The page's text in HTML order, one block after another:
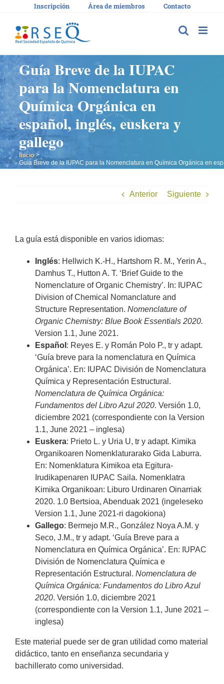
contenido
Inscripción Área de miembros Contacto
Guía Breve de la IUPAC
para la Nomenclatura en
Química Orgánica en
español, inglés, euskera y
gallego
Inicio
Guía Breve de la IUPAC para la Nomenclatura en Química Orgánica en
Anterior Siguiente
La guía está disponible en varios idiomas:
Inglés: Hellwich K.-H., Hartshorn R. M., Yerin A.,
Damhus T., Hutton A. T. ‘Brief Guide to the
Nomenclature of Organic Chemistry’. In: IUPAC
Division of Chemical Nomanclature and
Structure Representation. Nomenclature of
Organic Chemistry: Blue Book Essentials 2020.
Version 1.1, June 2021.
Español : Reyes E. y Román Polo P., tr y adapt.
‘Guía breve para la nomenclatura en Química
Orgánica’. En: IUPAC División de Nomenclatura
Química y Representación Estructural.
Nomenclatura de Química Orgánica:
Fundamentos del Libro Azul 2020. Versión 1.0,
diciembre 2021 (correspondiente con la Version
1.1, June 2021 – inglesa)
Euskera: Prieto L. y Uria U, tr y adapt. Kimika
Organikoaren Nomenklaturarako Gida Laburra.
En: Nomenklatura Kimikoa eta Egitura-
Irudikapenaren IUPAC Saila. Nomenklatra
Kimika Organikoan: Liburo Urdinaren Oinarriak
2020. 1.0 Bertsioa, Abenduak 2021 (ingeleseko
Version 1.1, June 2021-ri dagokiona)
Gallego: Bermejo M.R., González Noya A.M. y
Seco, J.M., tr y adapt. ‘Guía Breve para a
Nomenclatura en Química Orgánica’. En: IUPAC
División de Nomenclatura Química e
Representación Estructural. Nomenclatura de
Química Orgánica: Fundamentos do Libro Azul
2020. Versión 1.0, diciembre 2021
(correspondiente con la Version 1.1, June 2021 –
inglesa)
Este material puede ser de gran utilidad como material
didáctico, tanto en enseñanza secundaria y
bachillerato como universidad.